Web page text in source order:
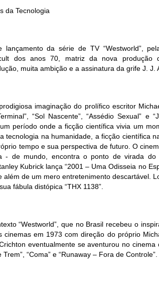
da Tecnologia
lançamento da série de TV “Westworld”,
dos anos 70, matriz da nova produção
muita ambição e a assinatura da grife J. J.
imaginação do prolífico escritor
“Sol Nascente”, “Assédio Sexual” e
período onde a ficção científica vivia um
tecnologia na humanidade, a ficção científica
tempo e sua perspectiva de futuro. O
- de mundo, encontra o ponto de virada
Kubrick lança “2001 – Uma Odisseia no
além de um mero entretenimento descartável.
fábula distópica “THX 1138”.
“Westworld”, que no Brasil recebeu o
cinemas em 1973 com direção do próprio
eventualmente se aventurou no
Trem”, “Coma” e “Runaway – Fora de Controle”.